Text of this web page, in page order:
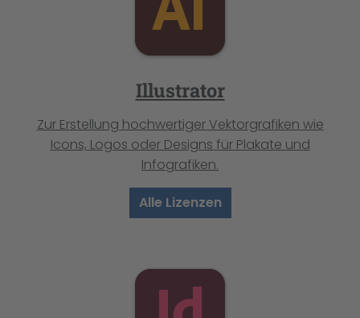
Illustrator
Zur Erstellung hochwertiger Vektorgrafiken wie
Icons, Logos oder Designs für Plakate und
Infografiken.
Alle Lizenzen